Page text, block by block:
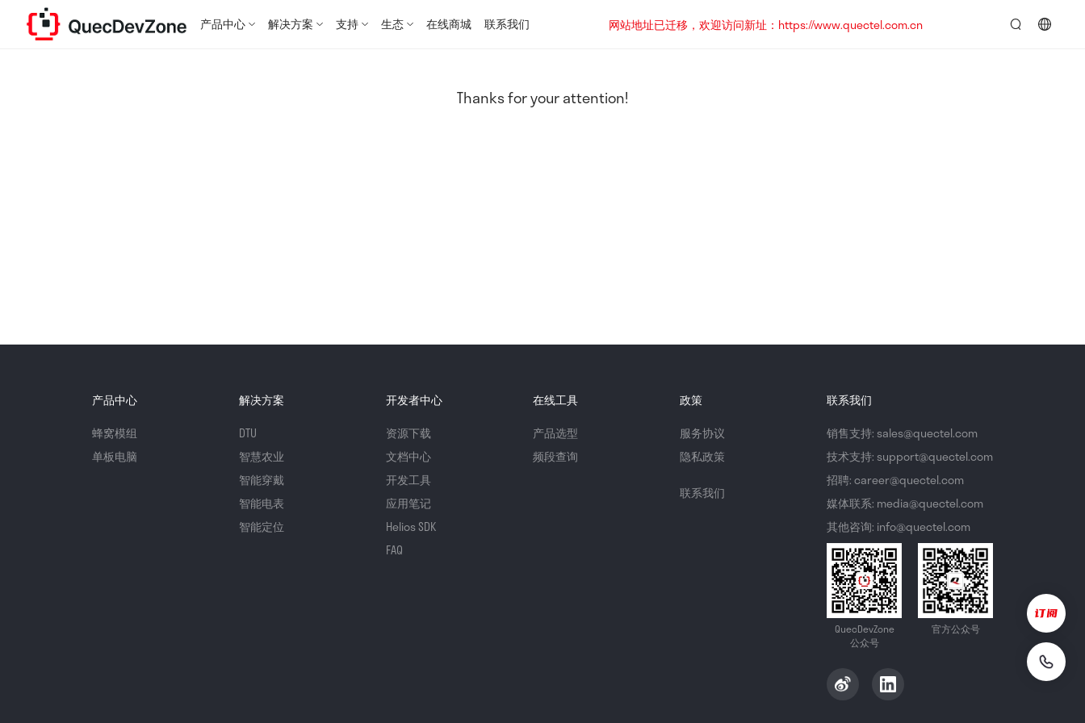
产品中心 解决方案 支持 生态 在线商城 联系我们
网站地址已迁移，欢迎访问新址：https://www.quectel.com.cn
Thanks for your attention!
产品中心
蜂窝模组
单板电脑
解决方案
DTU
智慧农业
智能穿戴
智能电表
智能定位
开发者中心
资源下载
文档中心
开发工具
应用笔记
Helios SDK
FAQ
在线工具
产品选型
频段查询
政策
服务协议
隐私政策
联系我们
联系我们
销售支持: sales@quectel.com
技术支持: support@quectel.com
招聘: career@quectel.com
媒体联系: media@quectel.com
其他咨询: info@quectel.com
QuecDevZone
公众号
官方公众号